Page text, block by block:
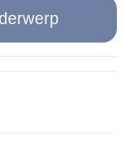
reeds tallooze
vanwege het
dachten we,
nog een pluim
uitstak.
nog
voor een